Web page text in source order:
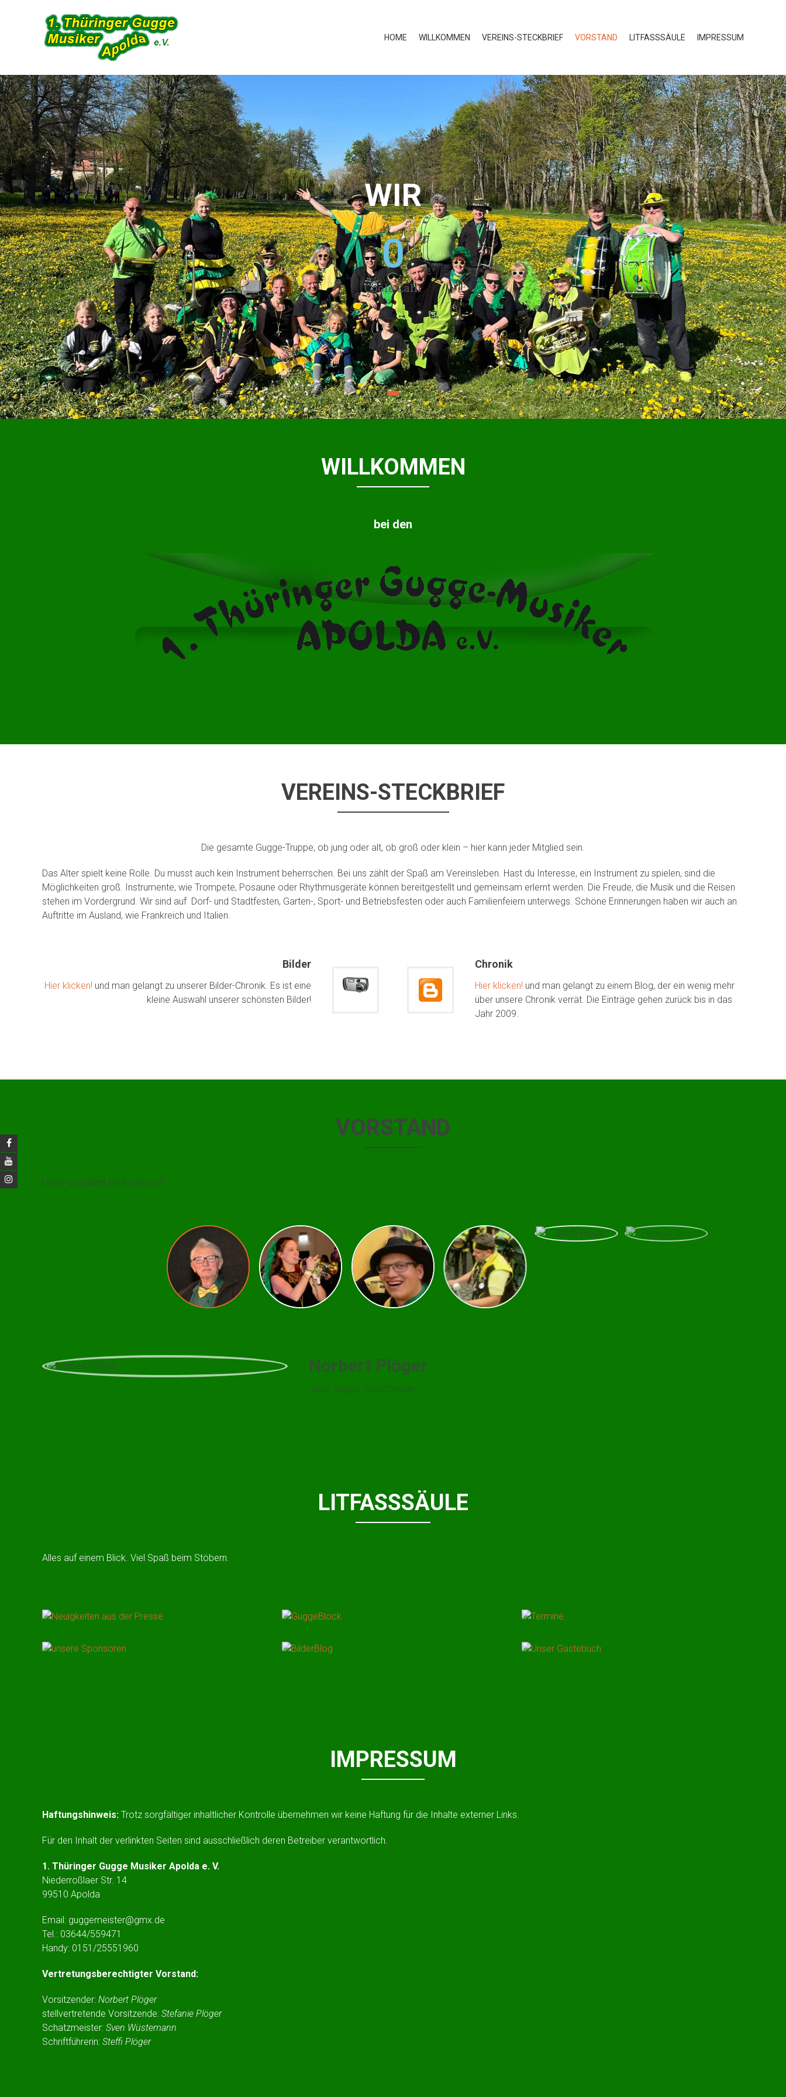
HOME WILLKOMMEN VEREINS-STECKBRIEF VORSTAND LITFASSSÄULE IMPRESSUM
WIR
Coole Zahl
0
WILLKOMMEN
bei den
VEREINS-STECKBRIEF
Die gesamte Gugge-Truppe, ob jung oder alt, ob groß oder klein – hier kann jeder Mitglied sein.
Das Alter spielt keine Rolle. Du musst auch kein Instrument beherrschen. Bei uns zählt der Spaß am Vereinsleben. Hast du Interesse, ein Instrument zu spielen, sind die
Möglichkeiten groß. Instrumente, wie Trompete, Posaune oder Rhythmusgeräte können bereitgestellt und gemeinsam erlernt werden. Die Freude, die Musik und die Reisen
stehen im Vordergrund. Wir sind auf Dorf- und Stadtfesten, Garten-, Sport- und Betriebsfesten oder auch Familienfeiern unterwegs. Schöne Erinnerungen haben wir auch an
Auftritte im Ausland, wie Frankreich und Italien.
Bilder
Hier klicken! und man gelangt zu unserer Bilder-Chronik. Es ist eine
kleine Auswahl unserer schönsten Bilder!
Chronik
Hier klicken! und man gelangt zu einem Blog, der ein wenig mehr
über unsere Chronik verrät. Die Einträge gehen zurück bis in das
Jahr 2009.
VORSTAND
Unser Vorstand stellt sich vor!
Norbert Plöger
unser Gugge-Vorsitzender
LITFASSSÄULE
Alles auf einem Blick. Viel Spaß beim Stöbern.
IMPRESSUM
Haftungshinweis: Trotz sorgfältiger inhaltlicher Kontrolle übernehmen wir keine Haftung für die Inhalte externer Links.
Für den Inhalt der verlinkten Seiten sind ausschließlich deren Betreiber verantwortlich.
1. Thüringer Gugge Musiker Apolda e. V.
Niederroßlaer Str. 14
99510 Apolda
Email: guggemeister@gmx.de
Tel.: 03644/559471
Handy: 0151/25551960
Vertretungsberechtigter Vorstand:
Vorsitzender: Norbert Plöger
stellvertretende Vorsitzende: Stefanie Plöger
Schatzmeister: Sven Wüstemann
Schriftführerin: Steffi Plöger